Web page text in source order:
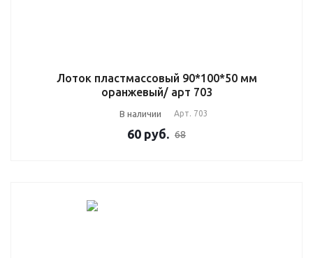
Лоток пластмассовый 90*100*50 мм
оранжевый/ арт 703
В наличии Арт. 703
60 руб. 68